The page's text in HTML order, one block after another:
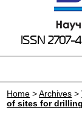
ISSN 2707-
Home >Archives >
of sites for